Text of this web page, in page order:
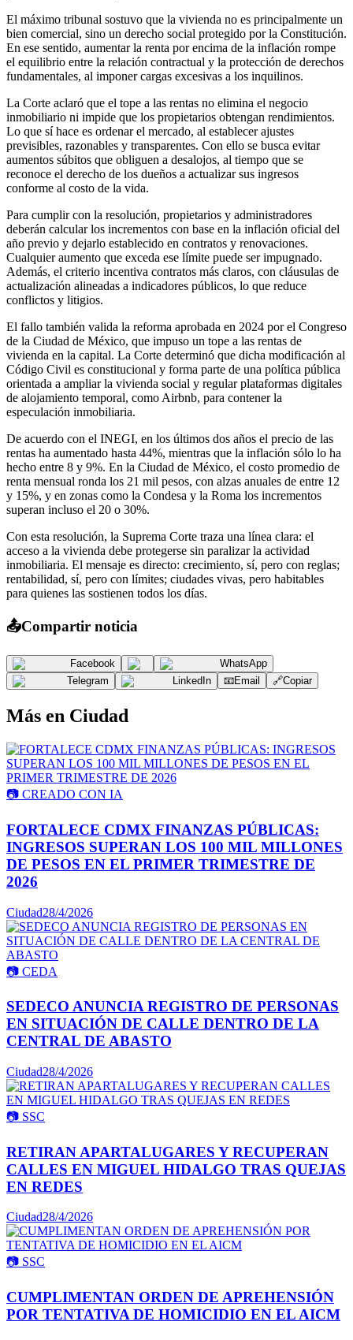
El máximo tribunal sostuvo que la vivienda no es principalmente un
bien comercial, sino un derecho social protegido por la Constitución.
En ese sentido, aumentar la renta por encima de la inflación rompe
el equilibrio entre la relación contractual y la protección de derechos
fundamentales, al imponer cargas excesivas a los inquilinos.
La Corte aclaró que el tope a las rentas no elimina el negocio
inmobiliario ni impide que los propietarios obtengan rendimientos.
Lo que sí hace es ordenar el mercado, al establecer ajustes
previsibles, razonables y transparentes. Con ello se busca evitar
aumentos súbitos que obliguen a desalojos, al tiempo que se
reconoce el derecho de los dueños a actualizar sus ingresos
conforme al costo de la vida.
Para cumplir con la resolución, propietarios y administradores
deberán calcular los incrementos con base en la inflación oficial del
año previo y dejarlo establecido en contratos y renovaciones.
Cualquier aumento que exceda ese límite puede ser impugnado.
Además, el criterio incentiva contratos más claros, con cláusulas de
actualización alineadas a indicadores públicos, lo que reduce
conflictos y litigios.
El fallo también valida la reforma aprobada en 2024 por el Congreso
de la Ciudad de México, que impuso un tope a las rentas de
vivienda en la capital. La Corte determinó que dicha modificación al
Código Civil es constitucional y forma parte de una política pública
orientada a ampliar la vivienda social y regular plataformas digitales
de alojamiento temporal, como Airbnb, para contener la
especulación inmobiliaria.
De acuerdo con el INEGI, en los últimos dos años el precio de las
rentas ha aumentado hasta 44%, mientras que la inflación sólo lo ha
hecho entre 8 y 9%. En la Ciudad de México, el costo promedio de
renta mensual ronda los 21 mil pesos, con alzas anuales de entre 12
y 15%, y en zonas como la Condesa y la Roma los incrementos
superan incluso el 20 o 30%.
Con esta resolución, la Suprema Corte traza una línea clara: el
acceso a la vivienda debe protegerse sin paralizar la actividad
inmobiliaria. El mensaje es directo: crecimiento, sí, pero con reglas;
rentabilidad, sí, pero con límites; ciudades vivas, pero habitables
para quienes las sostienen todos los días.
📤Compartir noticia
Facebook
WhatsApp
Telegram
LinkedIn 📧Email 🔗Copiar
Más en Ciudad
📷 CREADO CON IA
FORTALECE CDMX FINANZAS PÚBLICAS:
INGRESOS SUPERAN LOS 100 MIL MILLONES
DE PESOS EN EL PRIMER TRIMESTRE DE
2026
Ciudad28/4/2026
📷 CEDA
SEDECO ANUNCIA REGISTRO DE PERSONAS
EN SITUACIÓN DE CALLE DENTRO DE LA
CENTRAL DE ABASTO
Ciudad28/4/2026
📷 SSC
RETIRAN APARTALUGARES Y RECUPERAN
CALLES EN MIGUEL HIDALGO TRAS QUEJAS
EN REDES
Ciudad28/4/2026
📷 SSC
CUMPLIMENTAN ORDEN DE APREHENSIÓN
POR TENTATIVA DE HOMICIDIO EN EL AICM